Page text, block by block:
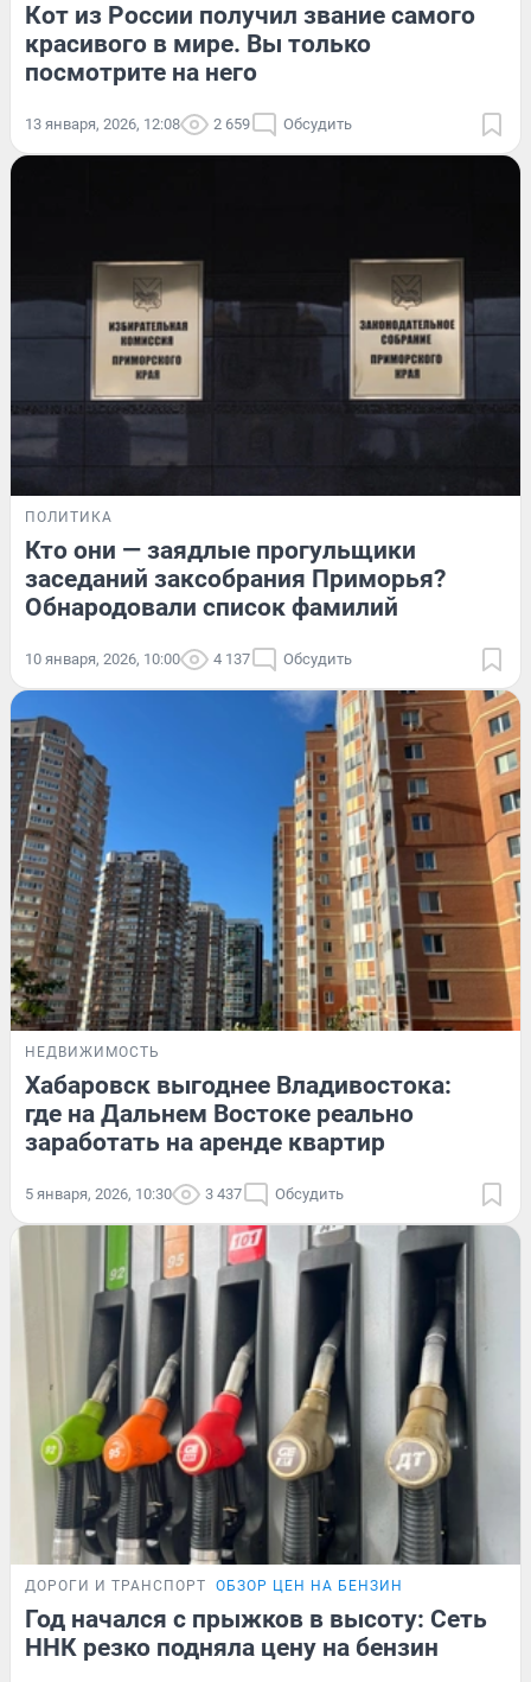
Кот из России получил звание самого
красивого в мире. Вы только
посмотрите на него
13 января, 2026, 12:08 2 659 Обсудить
ПОЛИТИКА
Кто они — заядлые прогульщики
заседаний заксобрания Приморья?
Обнародовали список фамилий
10 января, 2026, 10:00 4 137 Обсудить
НЕДВИЖИМОСТЬ
Хабаровск выгоднее Владивостока:
где на Дальнем Востоке реально
заработать на аренде квартир
5 января, 2026, 10:30 3 437 Обсудить
ДОРОГИ И ТРАНСПОРТ ОБЗОР ЦЕН НА БЕНЗИН
Год начался с прыжков в высоту: Сеть
ННК резко подняла цену на бензин